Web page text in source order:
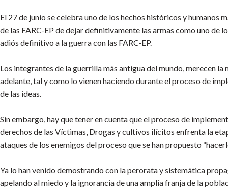
El 27 de junio se celebra uno de los hechos históricos y humanos
de las FARC-EP de dejar definitivamente las armas como uno de
adiós definitivo a la guerra con las FARC-EP.
Los integrantes de la guerrilla más antigua del mundo, merecen
adelante, tal y como lo vienen haciendo durante el proceso de
de las ideas.
Sin embargo, hay que tener en cuenta que el proceso de
derechos de las Víctimas, Drogas y cultivos ilícitos enfrenta la
ataques de los enemigos del proceso que se han propuesto
Ya lo han venido demostrando con la perorata y sistemática
apelando al miedo y la ignorancia de una amplia franja de la